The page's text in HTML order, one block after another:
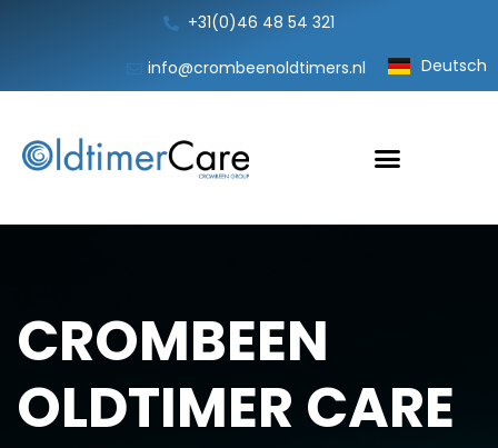
+31(0)46 48 54 321
info@crombeenoldtimers.nl Deutsch
CROMBEEN
OLDTIMER CARE